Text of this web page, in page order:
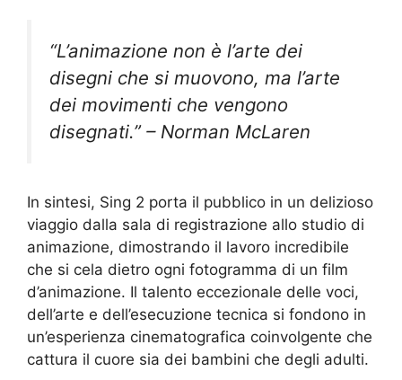
“L’animazione non è l’arte dei
disegni che si muovono, ma l’arte
dei movimenti che vengono
disegnati.” – Norman McLaren
In sintesi, Sing 2 porta il pubblico in un delizioso
viaggio dalla sala di registrazione allo studio di
animazione, dimostrando il lavoro incredibile
che si cela dietro ogni fotogramma di un film
d’animazione. Il talento eccezionale delle voci,
dell’arte e dell’esecuzione tecnica si fondono in
un’esperienza cinematografica coinvolgente che
cattura il cuore sia dei bambini che degli adulti.